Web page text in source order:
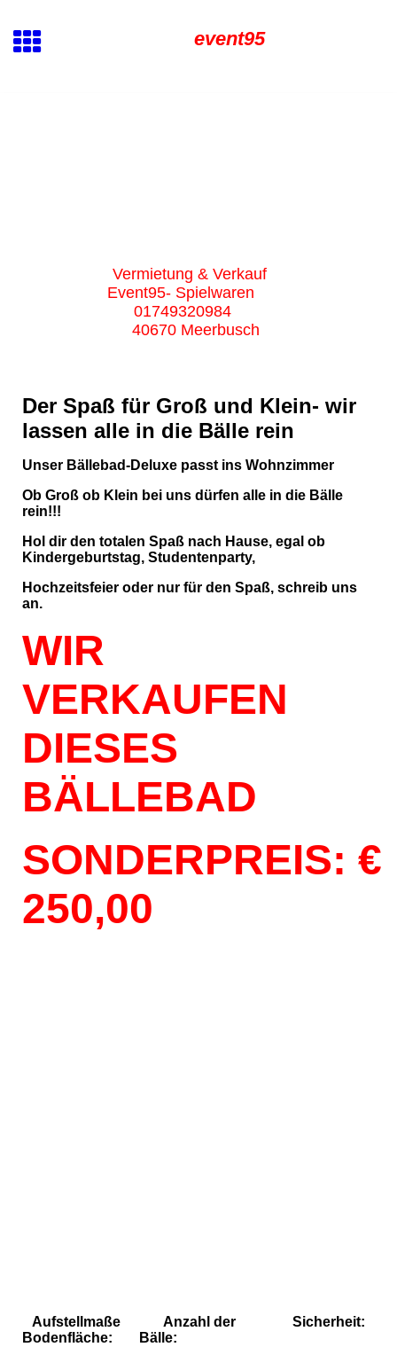
event95
Vermietung & Verkauf
Event95- Spielwaren
01749320984
40670 Meerbusch
Der Spaß für Groß und Klein- wir
lassen alle in die Bälle rein
Unser Bällebad-Deluxe passt ins Wohnzimmer
Ob Groß ob Klein bei uns dürfen alle in die Bälle
rein!!!
Hol dir den totalen Spaß nach Hause, egal ob
Kindergeburtstag, Studentenparty,
Hochzeitsfeier oder nur für den Spaß, schreib uns
an.
WIR
VERKAUFEN
DIESES
BÄLLEBAD
SONDERPREIS: €
250,00
Aufstellmaße
Bodenfläche:
Anzahl der
Bälle:
Sicherheit: